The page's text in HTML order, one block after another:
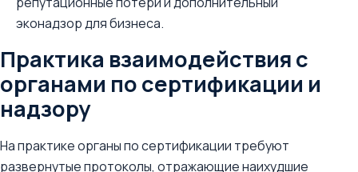
эконадзор для бизнеса.
Практика взаимодействия с
органами по сертификации и
надзору
На практике органы по сертификации требуют
развернутые протоколы, отражающие наихудшие